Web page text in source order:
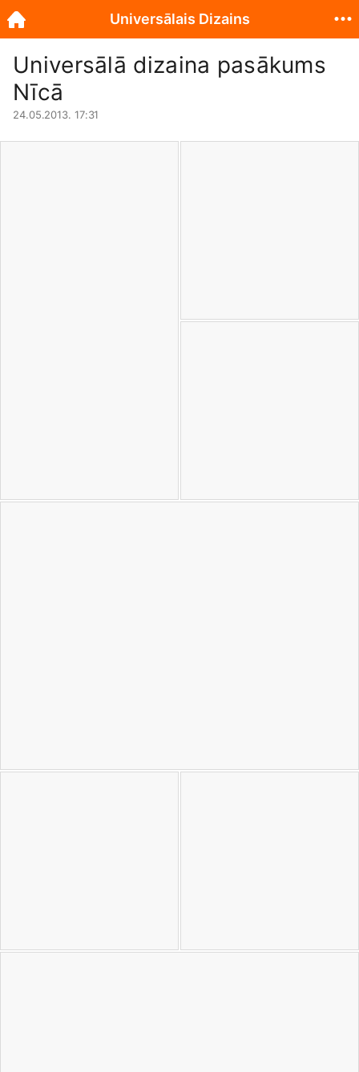
Universālā dizaina pasākums
Nīcā
24.05.2013. 17:31
Universālais Dizains